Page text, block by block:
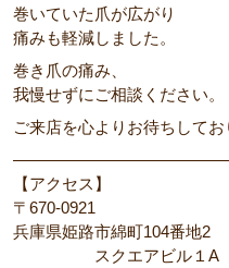
巻いていた爪が広がり
痛みも軽減しました。
巻き爪の痛み、
我慢せずにご相談ください。
ご来店を心よりお待ちしてお
【アクセス】
〒670‐0921
兵庫県姫路市綿町104番地2
スクエアビル１A